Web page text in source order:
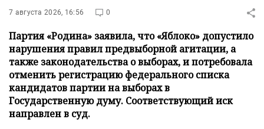
7 августа 2026, 16:56 0
Партия «Родина» заявила, что «Яблоко» допустило
нарушения правил предвыборной агитации, а
также законодательства о выборах, и потребовала
отменить регистрацию федерального списка
кандидатов партии на выборах в
Государственную думу. Соответствующий иск
направлен в суд.